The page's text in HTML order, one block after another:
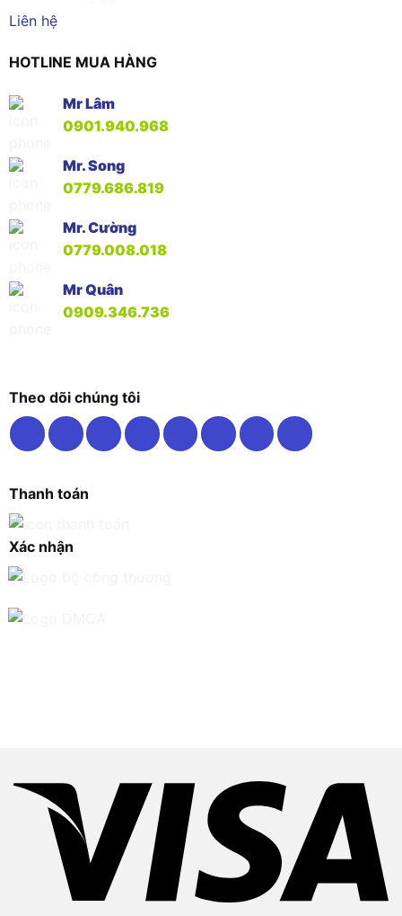
Liên hệ
HOTLINE MUA HÀNG
Mr Lâm
0901.940.968
Mr. Song
0779.686.819
Mr. Cường
0779.008.018
Mr Quân
0909.346.736
Theo dõi chúng tôi
Thanh toán
Xác nhận